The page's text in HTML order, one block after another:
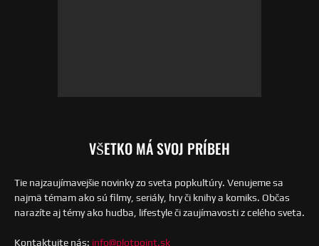
VŠETKO MÁ SVOJ PRÍBEH
Tie najzaujímavejšie novinky zo sveta popkultúry. Venujeme sa
najmä témam ako sú filmy, seriály, hry či knihy a komiks. Občas
narazíte aj témy ako hudba, lifestyle či zaujímavosti z celého sveta.
Kontaktujte nás: info@plotpoint.sk